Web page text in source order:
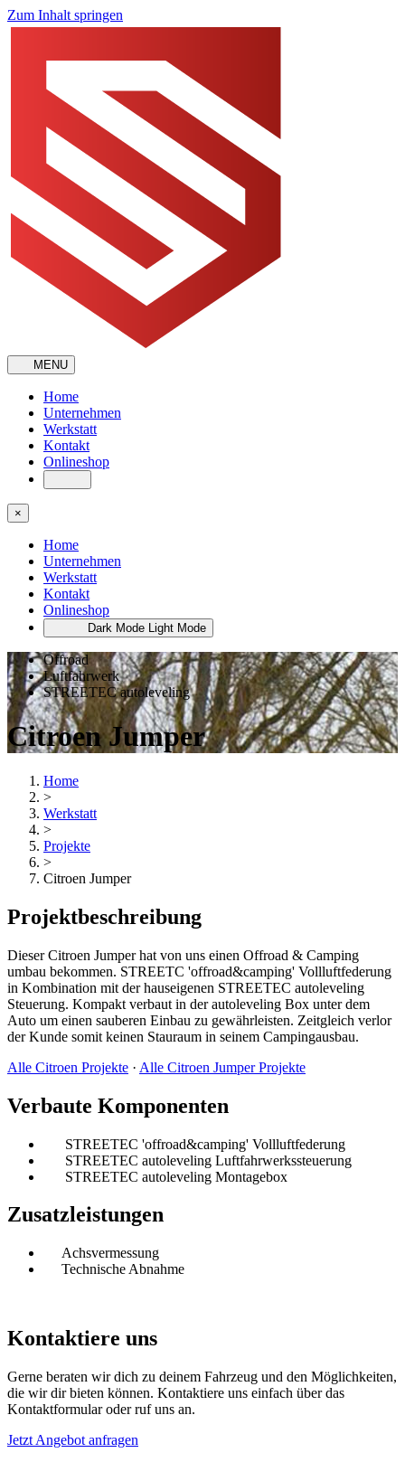
Zum Inhalt springen
MENU
Home
Unternehmen
Werkstatt
Kontakt
Onlineshop
×
Home
Unternehmen
Werkstatt
Kontakt
Onlineshop
Dark Mode Light Mode
Offroad
Luftfahrwerk
STREETEC autoleveling
Citroen Jumper
Home
>
Werkstatt
>
Projekte
>
Citroen Jumper
Projektbeschreibung
Dieser Citroen Jumper hat von uns einen Offroad & Camping
umbau bekommen. STREETC 'offroad&camping' Vollluftfederung
in Kombination mit der hauseigenen STREETEC autoleveling
Steuerung. Kompakt verbaut in der autoleveling Box unter dem
Auto um einen sauberen Einbau zu gewährleisten. Zeitgleich verlor
der Kunde somit keinen Stauraum in seinem Campingausbau.
Alle Citroen Projekte · Alle Citroen Jumper Projekte
Verbaute Komponenten
STREETEC 'offroad&camping' Vollluftfederung
STREETEC autoleveling Luftfahrwerkssteuerung
STREETEC autoleveling Montagebox
Zusatzleistungen
Achsvermessung
Technische Abnahme
Kontaktiere uns
Gerne beraten wir dich zu deinem Fahrzeug und den Möglichkeiten,
die wir dir bieten können. Kontaktiere uns einfach über das
Kontaktformular oder ruf uns an.
Jetzt Angebot anfragen